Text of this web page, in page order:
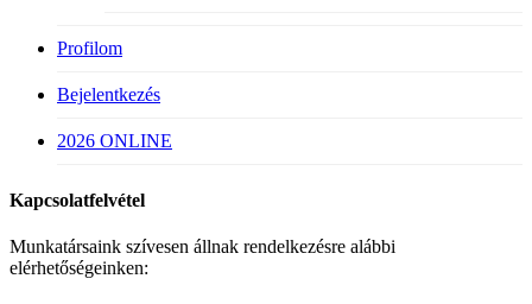
Profilom
Bejelentkezés
2026 ONLINE
Kapcsolatfelvétel
Munkatársaink szívesen állnak rendelkezésre alábbi
elérhetőségeinken: